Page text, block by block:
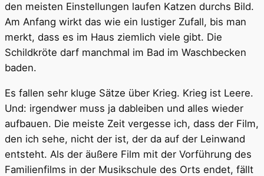
den meisten Einstellungen laufen Katzen durchs Bild.
Am Anfang wirkt das wie ein lustiger Zufall, bis man
merkt, dass es im Haus ziemlich viele gibt. Die
Schildkröte darf manchmal im Bad im Waschbecken
baden.
Es fallen sehr kluge Sätze über Krieg. Krieg ist Leere.
Und: irgendwer muss ja dableiben und alles wieder
aufbauen. Die meiste Zeit vergesse ich, dass der Film,
den ich sehe, nicht der ist, der da auf der Leinwand
entsteht. Als der äußere Film mit der Vorführung des
Familienfilms in der Musikschule des Orts endet, fällt